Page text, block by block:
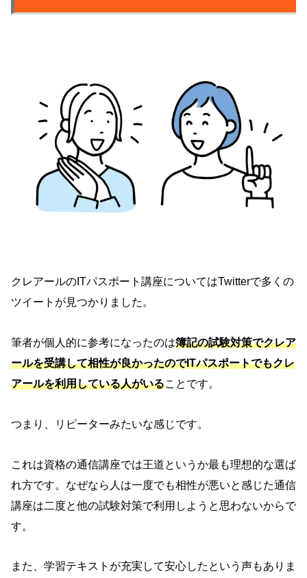
クレアールのITパスポート講座についてはTwitterで多くの
ツイートが見つかりました。
筆者が個人的に参考になったのは簿記の試験対策でクレア
ールを受講して相性が良かったのでITパスポートでもクレ
アールを利用している人がいることです。
つまり、リピーターみたいな感じです。
これは資格の通信講座では王道というか最も理想的な選ば
れ方です。なぜなら人は一度でも相性が悪いと感じた通信
講座は二度と他の試験対策で利用しようと思わないからで
す。
また、学習テキストが充実して安心したという声もありま